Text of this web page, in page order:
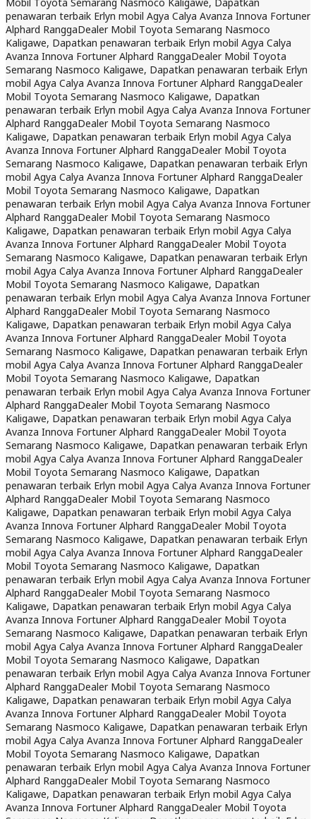
penawaran terbaik Erlyn mobil Agya Calya Avanza Innova Fortuner
Alphard RanggaDealer Mobil Toyota Semarang Nasmoco
Kaligawe, Dapatkan penawaran terbaik Erlyn mobil Agya Calya
Avanza Innova Fortuner Alphard RanggaDealer Mobil Toyota
Semarang Nasmoco Kaligawe, Dapatkan penawaran terbaik Erlyn
mobil Agya Calya Avanza Innova Fortuner Alphard RanggaDealer
Mobil Toyota Semarang Nasmoco Kaligawe, Dapatkan
penawaran terbaik Erlyn mobil Agya Calya Avanza Innova Fortuner
Alphard RanggaDealer Mobil Toyota Semarang Nasmoco
Kaligawe, Dapatkan penawaran terbaik Erlyn mobil Agya Calya
Avanza Innova Fortuner Alphard RanggaDealer Mobil Toyota
Semarang Nasmoco Kaligawe, Dapatkan penawaran terbaik Erlyn
mobil Agya Calya Avanza Innova Fortuner Alphard RanggaDealer
Mobil Toyota Semarang Nasmoco Kaligawe, Dapatkan
penawaran terbaik Erlyn mobil Agya Calya Avanza Innova Fortuner
Alphard RanggaDealer Mobil Toyota Semarang Nasmoco
Kaligawe, Dapatkan penawaran terbaik Erlyn mobil Agya Calya
Avanza Innova Fortuner Alphard RanggaDealer Mobil Toyota
Semarang Nasmoco Kaligawe, Dapatkan penawaran terbaik Erlyn
mobil Agya Calya Avanza Innova Fortuner Alphard RanggaDealer
Mobil Toyota Semarang Nasmoco Kaligawe, Dapatkan
penawaran terbaik Erlyn mobil Agya Calya Avanza Innova Fortuner
Alphard RanggaDealer Mobil Toyota Semarang Nasmoco
Kaligawe, Dapatkan penawaran terbaik Erlyn mobil Agya Calya
Avanza Innova Fortuner Alphard RanggaDealer Mobil Toyota
Semarang Nasmoco Kaligawe, Dapatkan penawaran terbaik Erlyn
mobil Agya Calya Avanza Innova Fortuner Alphard RanggaDealer
Mobil Toyota Semarang Nasmoco Kaligawe, Dapatkan
penawaran terbaik Erlyn mobil Agya Calya Avanza Innova Fortuner
Alphard RanggaDealer Mobil Toyota Semarang Nasmoco
Kaligawe, Dapatkan penawaran terbaik Erlyn mobil Agya Calya
Avanza Innova Fortuner Alphard RanggaDealer Mobil Toyota
Semarang Nasmoco Kaligawe, Dapatkan penawaran terbaik Erlyn
mobil Agya Calya Avanza Innova Fortuner Alphard RanggaDealer
Mobil Toyota Semarang Nasmoco Kaligawe, Dapatkan
penawaran terbaik Erlyn mobil Agya Calya Avanza Innova Fortuner
Alphard RanggaDealer Mobil Toyota Semarang Nasmoco
Kaligawe, Dapatkan penawaran terbaik Erlyn mobil Agya Calya
Avanza Innova Fortuner Alphard RanggaDealer Mobil Toyota
Semarang Nasmoco Kaligawe, Dapatkan penawaran terbaik Erlyn
mobil Agya Calya Avanza Innova Fortuner Alphard RanggaDealer
Mobil Toyota Semarang Nasmoco Kaligawe, Dapatkan
penawaran terbaik Erlyn mobil Agya Calya Avanza Innova Fortuner
Alphard RanggaDealer Mobil Toyota Semarang Nasmoco
Kaligawe, Dapatkan penawaran terbaik Erlyn mobil Agya Calya
Avanza Innova Fortuner Alphard RanggaDealer Mobil Toyota
Semarang Nasmoco Kaligawe, Dapatkan penawaran terbaik Erlyn
mobil Agya Calya Avanza Innova Fortuner Alphard RanggaDealer
Mobil Toyota Semarang Nasmoco Kaligawe, Dapatkan
penawaran terbaik Erlyn mobil Agya Calya Avanza Innova Fortuner
Alphard RanggaDealer Mobil Toyota Semarang Nasmoco
Kaligawe, Dapatkan penawaran terbaik Erlyn mobil Agya Calya
Avanza Innova Fortuner Alphard RanggaDealer Mobil Toyota
Semarang Nasmoco Kaligawe, Dapatkan penawaran terbaik Erlyn
mobil Agya Calya Avanza Innova Fortuner Alphard RanggaDealer
Mobil Toyota Semarang Nasmoco Kaligawe, Dapatkan
penawaran terbaik Erlyn mobil Agya Calya Avanza Innova Fortuner
Alphard RanggaDealer Mobil Toyota Semarang Nasmoco
Kaligawe, Dapatkan penawaran terbaik Erlyn mobil Agya Calya
Avanza Innova Fortuner Alphard RanggaDealer Mobil Toyota